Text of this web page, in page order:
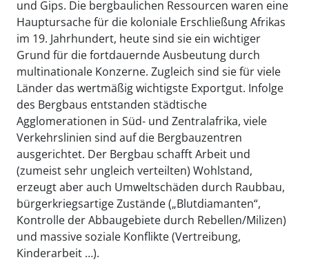
und Gips. Die bergbaulichen Ressourcen waren eine
Hauptursache für die koloniale Erschließung Afrikas
im 19. Jahrhundert, heute sind sie ein wichtiger
Grund für die fortdauernde Ausbeutung durch
multinationale Konzerne. Zugleich sind sie für viele
Länder das wertmäßig wichtigste Exportgut. Infolge
des Bergbaus entstanden städtische
Agglomerationen in Süd- und Zentralafrika, viele
Verkehrslinien sind auf die Bergbauzentren
ausgerichtet. Der Bergbau schafft Arbeit und
(zumeist sehr ungleich verteilten) Wohlstand,
erzeugt aber auch Umweltschäden durch Raubbau,
bürgerkriegsartige Zustände („Blutdiamanten“,
Kontrolle der Abbaugebiete durch Rebellen/Milizen)
und massive soziale Konflikte (Vertreibung,
Kinderarbeit …).